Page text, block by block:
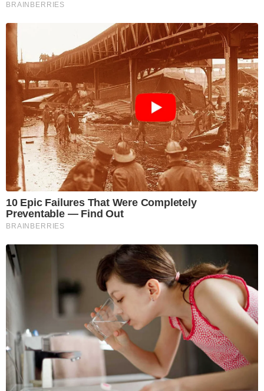
BRAINBERRIES
10 Epic Failures That Were Completely
Preventable — Find Out
BRAINBERRIES